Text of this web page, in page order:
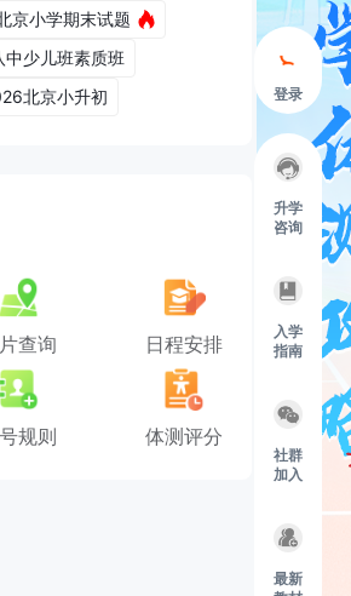
登录
升学
咨询
入学
指南
社群
加入
最新
京小学期末试题
中少儿班素质班
北京小升初
查询 日程安排
规则 体测评分